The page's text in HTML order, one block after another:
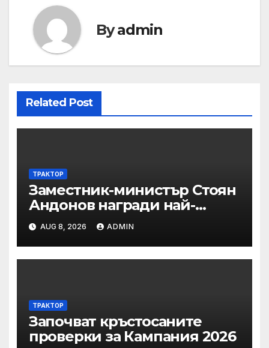
Byadmin
Related Post
ТРАКТОР
Заместник-министър Стоян
Андонов награди най-
заслужилите спортисти на
ОСК “Левски”
AUG 8, 2026 ADMIN
ТРАКТОР
Започват кръстосаните
проверки за Кампания 2026